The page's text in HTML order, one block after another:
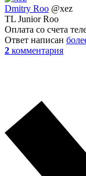
Dmitry Roo @xez
TL Junior Roo
Оплата со счета
Ответ написан
2 комментария